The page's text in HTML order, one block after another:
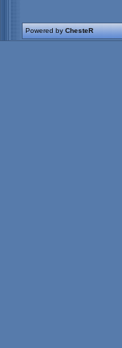
Powered byChesteR